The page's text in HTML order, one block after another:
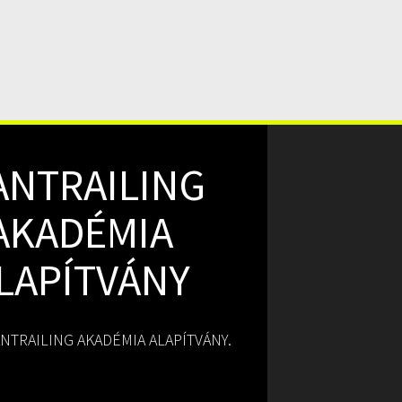
AKADÉMIA ALAPÍTVÁNY.